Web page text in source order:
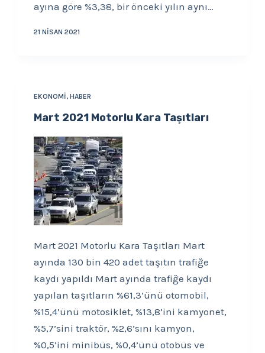
ayına göre %3,38, bir önceki yılın aynı…
21 NISAN 2021
EKONOMI, HABER
Mart 2021 Motorlu Kara Taşıtları
Mart 2021 Motorlu Kara Taşıtları Mart
ayında 130 bin 420 adet taşıtın trafiğe
kaydı yapıldı Mart ayında trafiğe kaydı
yapılan taşıtların %61,3’ünü otomobil,
%15,4’ünü motosiklet, %13,8’ini kamyonet,
%5,7’sini traktör, %2,6’sını kamyon,
%0,5’ini minibüs, %0,4’ünü otobüs ve